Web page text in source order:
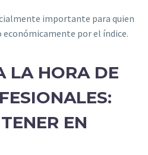
importante para quien
por el índice.
LA HORA DE
EN